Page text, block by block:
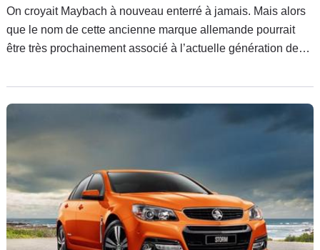
On croyait Maybach à nouveau enterré à jamais. Mais alors
que le nom de cette ancienne marque allemande pourrait
être très prochainement associé à l’actuelle génération de
part entière, l’équivalent luxe d’AMG en terme de sportivité.